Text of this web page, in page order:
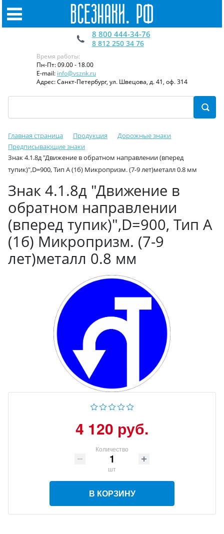
8 800 444-34-76
8 812 250 34 76
Время работы:
Пн-Пт: 09.00 - 18.00
E-mail: info@vsznk.ru
Адрес: Санкт-Петербург, ул. Швецова, д. 41, оф. 314
Главная страница Продукция
Дорожные знаки
Предписывающие знаки
Знак 4.1.8д "Движение в обратном направлении (вперед
тупик)",D=900, Тип А (1б) Микропризм. (7-9 лет)металл 0.8 мм
Знак 4.1.8д "Движение в
обратном направлении
(вперед тупик)",D=900, Тип А
(1б) Микропризм. (7-9
лет)металл 0.8 мм
4 120 руб.
Количество
шт
В КОРЗИНУ